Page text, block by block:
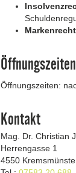
Markenrecht
Öffnungszeiten
Öffnungszeiten:
Kontakt
Mag. Dr. Christian
Herrengasse 1
4550